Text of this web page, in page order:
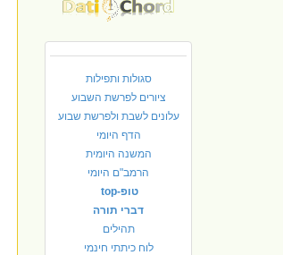
סגולות ותפילות
ציורים לפרשת השבוע
עלונים לשבת ולפרשת שבוע
הדף היומי
המשנה היומית
הרמב"ם היומי
טופ-top
דברי תורה
תהילים
לוח כיתתי חינמי